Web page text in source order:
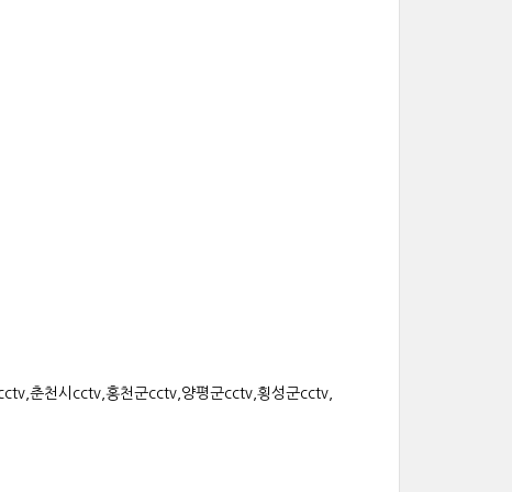
춘천시cctv,홍천군cctv,양평군cctv,횡성군cctv,